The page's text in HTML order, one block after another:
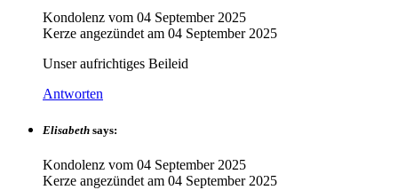
Kondolenz vom 04 September 2025
Kerze angezündet am 04 September 2025
Unser aufrichtiges Beileid
Antworten
Elisabeth says:
Kondolenz vom 04 September 2025
Kerze angezündet am 04 September 2025